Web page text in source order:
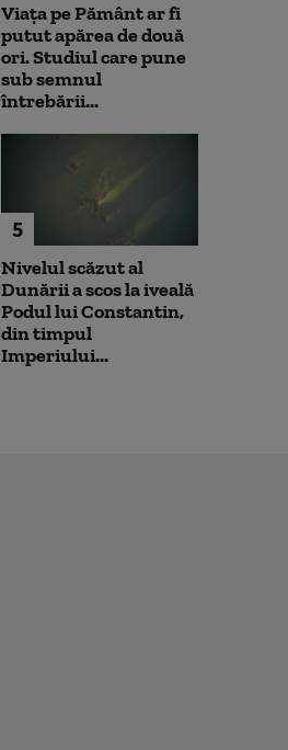
Viața pe Pământ ar fi
putut apărea de două
ori. Studiul care pune
sub semnul
întrebării...
5
Nivelul scăzut al
Dunării a scos la iveală
Podul lui Constantin,
din timpul
Imperiului...